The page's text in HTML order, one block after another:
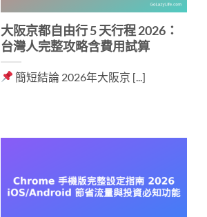
大阪京都自由行 5 天行程 2026：
台灣人完整攻略含費用試算
簡短結論 2026年大阪京 [...]